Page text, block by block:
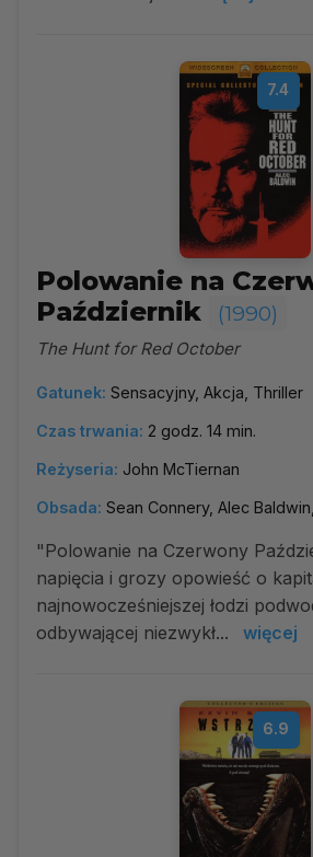
7.4
Polowanie na
Październik
(1990)
The Hunt for Red October
Gatunek: Sensacyjny, Akcja, Thriller
Czas trwania: 2 godz. 14 min.
Reżyseria: John McTiernan
Obsada: Sean Connery, Alec
"Polowanie na Czerwony
napięcia i grozy opowieść o
najnowocześniejszej łodzi
odbywającej niezwykł...
więcej
6.9